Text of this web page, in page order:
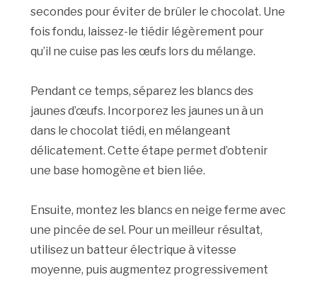
secondes pour éviter de brûler le chocolat. Une
fois fondu, laissez-le tiédir légèrement pour
qu’il ne cuise pas les œufs lors du mélange.
Pendant ce temps, séparez les blancs des
jaunes d’œufs. Incorporez les jaunes un à un
dans le chocolat tiédi, en mélangeant
délicatement. Cette étape permet d’obtenir
une base homogène et bien liée.
Ensuite, montez les blancs en neige ferme avec
une pincée de sel. Pour un meilleur résultat,
utilisez un batteur électrique à vitesse
moyenne, puis augmentez progressivement